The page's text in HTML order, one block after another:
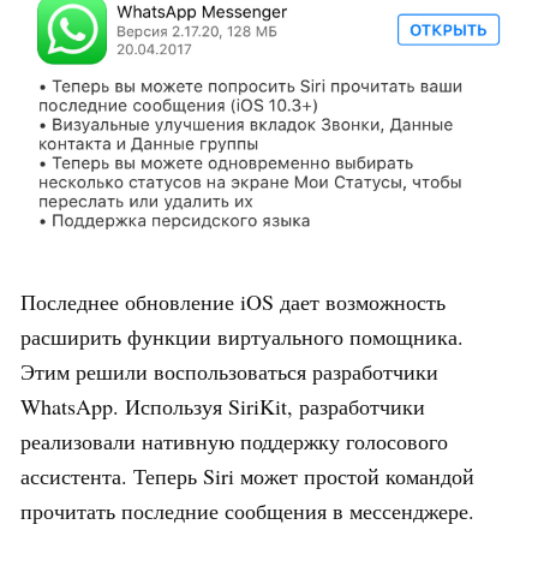
Последнее обновление iOS дает возможность
расширить функции виртуального помощника.
Этим решили воспользоваться разработчики
WhatsApp. Используя SiriKit, разработчики
реализовали нативную поддержку голосового
ассистента. Теперь Siri может простой командой
прочитать последние сообщения в мессенджере.